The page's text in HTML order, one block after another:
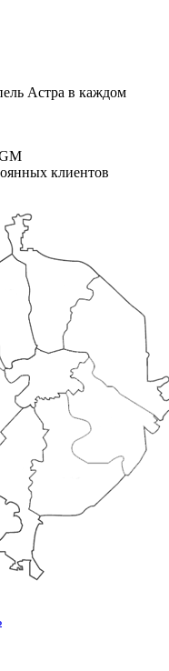
Астра в каждом
клиентов